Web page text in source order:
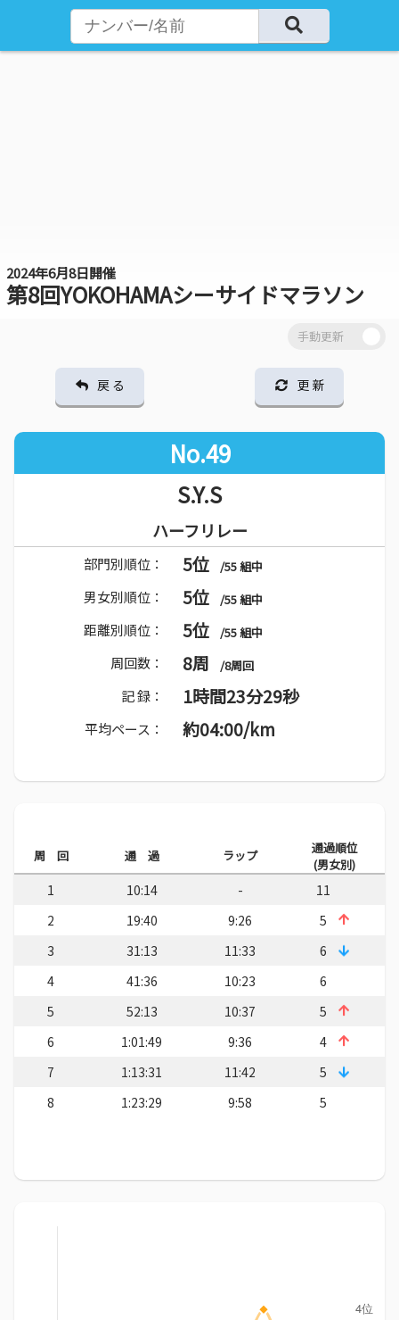
2024年6月8日開催
第8回YOKOHAMAシーサイドマラソン
戻 る 更 新
No.49
S.Y.S
ハーフリレー
部門別順位： 5位 /55 組中
男女別順位： 5位 /55 組中
距離別順位： 5位 /55 組中
周回数： 8周 /8周回
記 録： 1時間23分29秒
平均ペース： 約04:00/km
周 回 通 過 ラップ
通過順位
(男女別)
1 10:14 -
11
2
19:40 9:26
5
3
31:13 11:33
6
4
41:36 10:23
6
5
52:13 10:37
5
6
1:01:49 9:36
4
7
1:13:31 11:42
5
8
1:23:29 9:58 5